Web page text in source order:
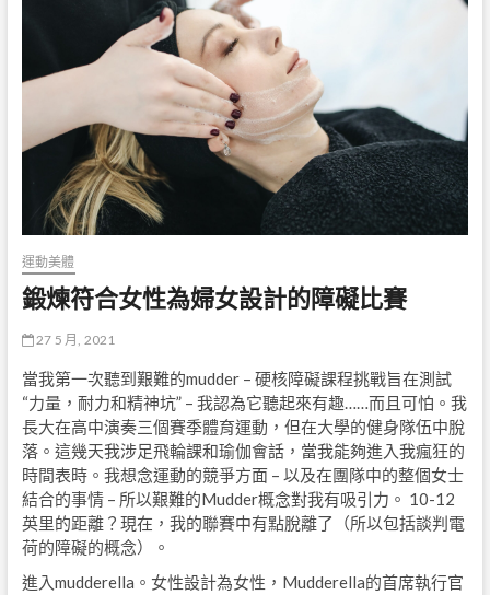
運動美體
鍛煉符合女性為婦女設計的障礙比賽
27 5 月, 2021
當我第一次聽到艱難的mudder – 硬核障礙課程挑戰旨在測試
“力量，耐力和精神坑” – 我認為它聽起來有趣……而且可怕。我
長大在高中演奏三個賽季體育運動，但在大學的健身隊伍中脫
落。這幾天我涉足飛輪課和瑜伽會話，當我能夠進入我瘋狂的
時間表時。我想念運動的競爭方面 – 以及在團隊中的整個女士
結合的事情 – 所以艱難的Mudder概念對我有吸引力。 10-12
英里的距離？現在，我的聯賽中有點脫離了（所以包括談判電
荷的障礙的概念）。
進入mudderella。女性設計為女性，Mudderella的首席執行官